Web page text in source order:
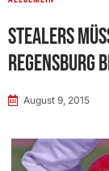
Stealers
Regensburg
August 9, 2015